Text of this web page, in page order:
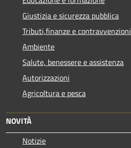
Giustizia e sicurezza pubblica
Tributi,finanze e contravvenzioni
Ambiente
Salute, benessere e assistenza
Autorizzazioni
Agricoltura e pesca
NOVITÀ
Notizie